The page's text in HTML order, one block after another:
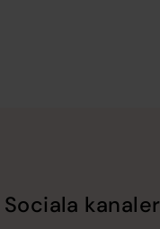
Sociala kanaler